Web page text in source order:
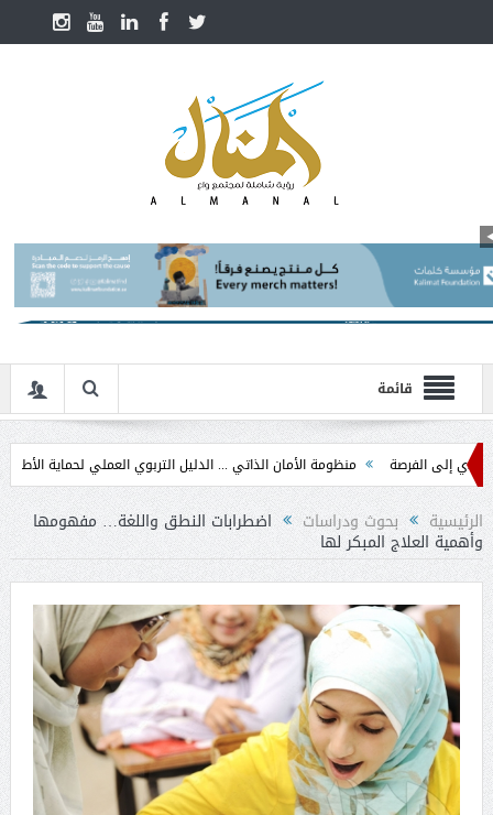
قائمة
منظومة الأمان الذاتي ... الدليل التربوي العملي لحماية الأطفال في
الرئيسية بحوث ودراسات اضطرابات النطق واللغة… مفهومها
وأهمية العلاج المبكر لها